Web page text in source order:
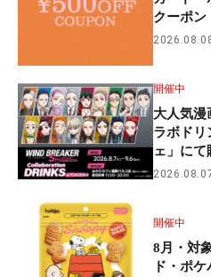
クーポン
開催中
大人気
ラボドリ
ェ」にて
開催中
8月・対
ド・ポ